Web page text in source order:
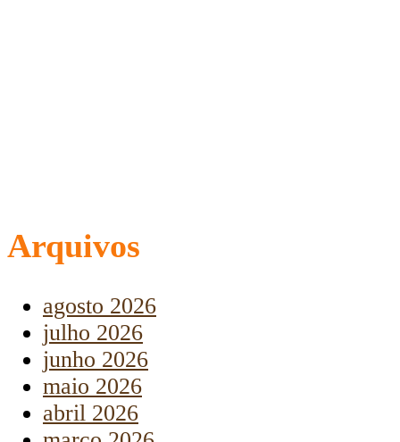
Arquivos
agosto 2026
julho 2026
junho 2026
maio 2026
abril 2026